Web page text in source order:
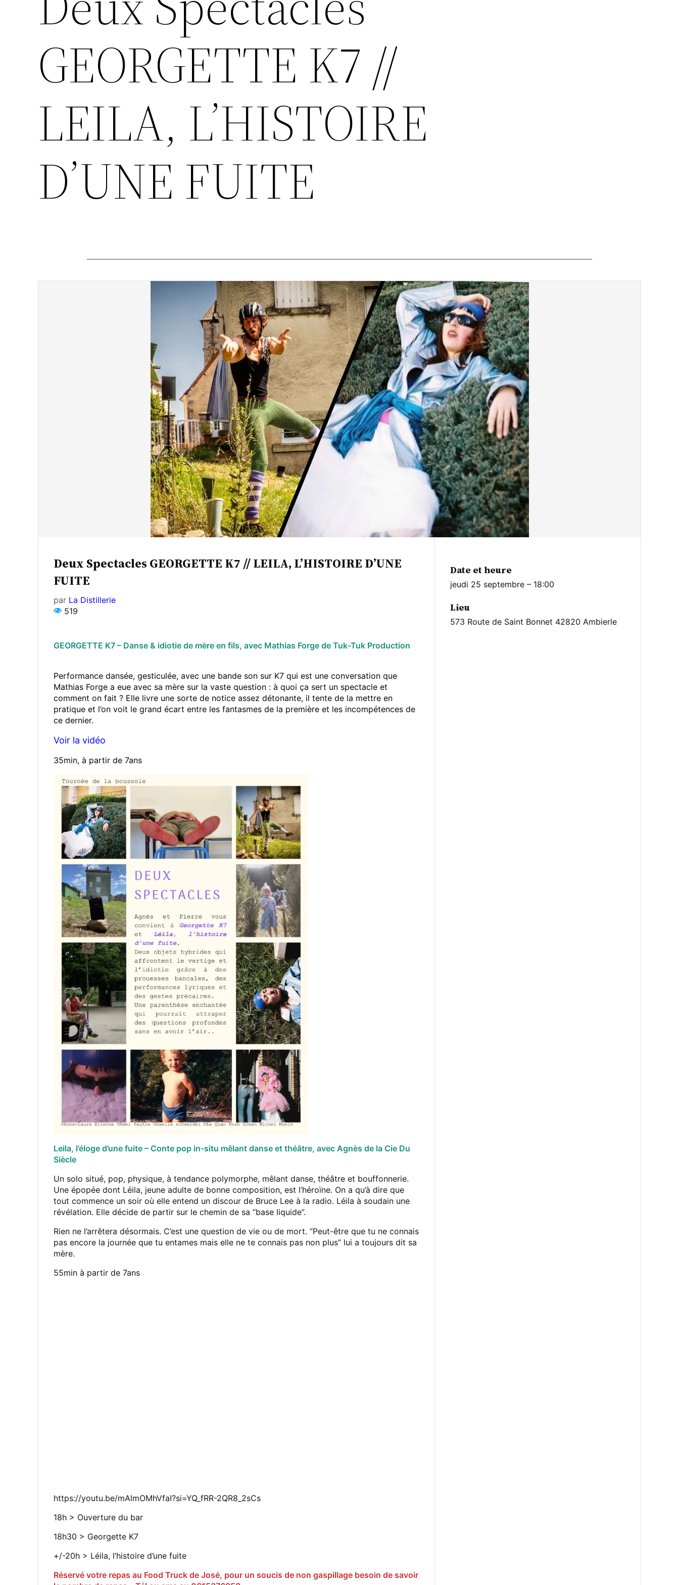
GEORGETTE K7 //
LEILA, L’HISTOIRE
D’UNE FUITE
Deux Spectacles GEORGETTE K7 // LEILA, L’HISTOIRE D’UNE
FUITE
par La Distillerie
519
GEORGETTE K7 – Danse & idiotie de mère en fils, avec Mathias Forge de Tuk-Tuk Production
Performance dansée, gesticulée, avec une bande son sur K7 qui est une conversation que
Mathias Forge a eue avec sa mère sur la vaste question : à quoi ça sert un spectacle et
comment on fait ? Elle livre une sorte de notice assez détonante, il tente de la mettre en
pratique et l’on voit le grand écart entre les fantasmes de la première et les incompétences de
ce dernier.
Voir la vidéo
35min, à partir de 7ans
Leila, l’éloge d’une fuite – Conte pop in-situ mêlant danse et théâtre, avec Agnès de la Cie Du
Siècle
Un solo situé, pop, physique, à tendance polymorphe, mêlant danse, théâtre et bouffonnerie.
Une épopée dont Léila, jeune adulte de bonne composition, est l’héroïne. On a qu’à dire que
tout commence un soir où elle entend un discour de Bruce Lee à la radio. Léila à soudain une
révélation. Elle décide de partir sur le chemin de sa “base liquide”.
Rien ne l’arrêtera désormais. C’est une question de vie ou de mort. “Peut-être que tu ne connais
pas encore la journée que tu entames mais elle ne te connais pas non plus” lui a toujours dit sa
mère.
55min à partir de 7ans
https://youtu.be/mAlmOMhVfaI?si=YQ_fRR-2QR8_2sCs
18h > Ouverture du bar
18h30 > Georgette K7
+/-20h > Léila, l’histoire d’une fuite
Réservé votre repas au Food Truck de José, pour un soucis de non gaspillage besoin de savoir
Date et heure
jeudi 25 septembre – 18:00
Lieu
573 Route de Saint Bonnet 42820 Ambierle